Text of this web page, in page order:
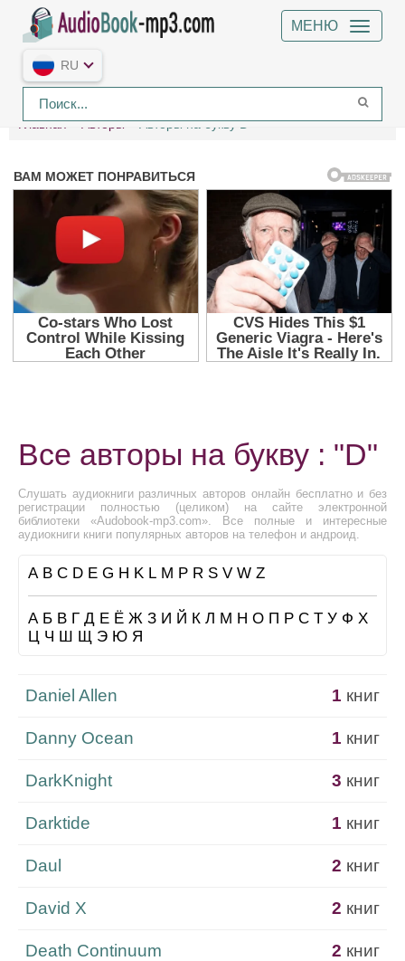
МЕНЮ
RU
Главная Авторы Авторы на букву D
Все авторы на букву : "D"
Слушать аудиокниги различных авторов онлайн бесплатно и без
регистрации полностью (целиком) на сайте электронной
библиотеки «Audobook-mp3.com». Все полные и интересные
аудиокниги книги популярных авторов на телефон и андроид.
A B C D E G H K L M P R S V W Z
А Б В Г Д Е Ё Ж З И Й К Л М Н О П Р С Т У Ф Х
Ц Ч Ш Щ Э Ю Я
Daniel Allen 1 книг
Danny Ocean 1 книг
DarkKnight 3 книг
Darktide 1 книг
Daul 2 книг
Davіd X 2 книг
Death Continuum 2 книг